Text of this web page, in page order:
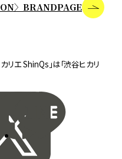
〉BRANDPAGE
エ ShinQs」は「渋谷ヒカリ